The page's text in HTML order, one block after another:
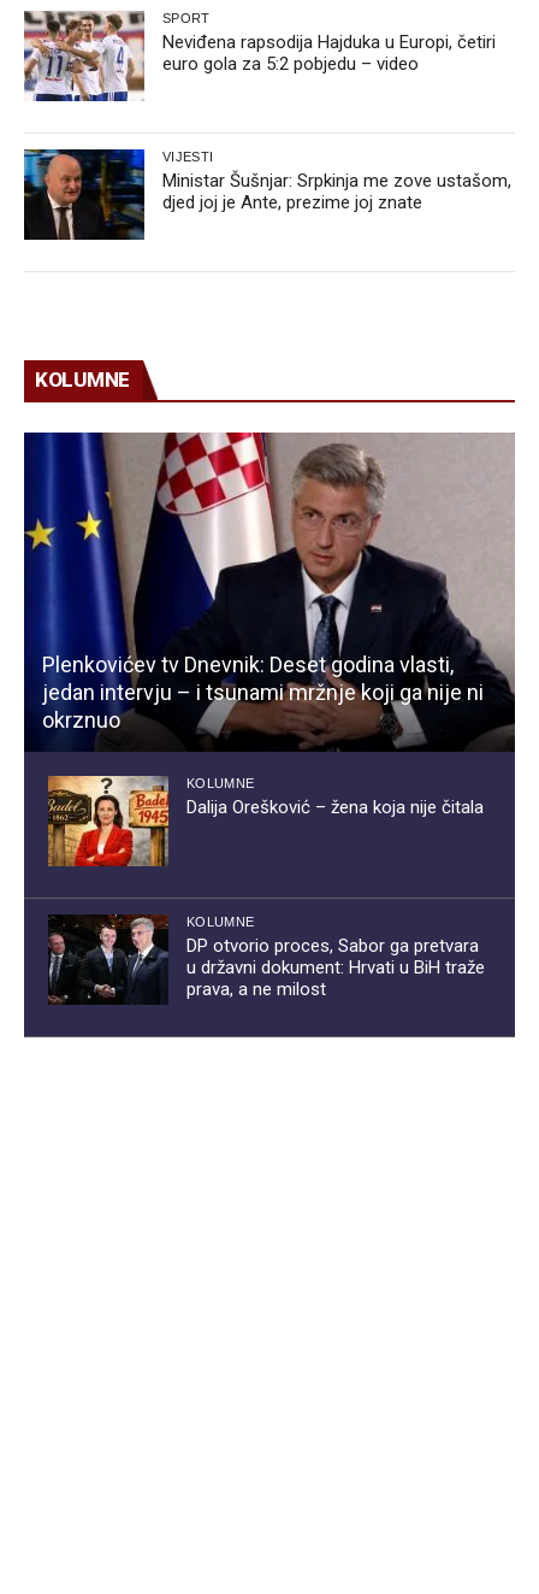
SPORT
Neviđena rapsodija Hajduka u Europi, četiri
euro gola za 5:2 pobjedu – video
VIJESTI
Ministar Šušnjar: Srpkinja me zove ustašom,
djed joj je Ante, prezime joj znate
KOLUMNE
Plenkovićev tv Dnevnik: Deset godina vlasti,
jedan intervju – i tsunami mržnje koji ga nije ni
okrznuo
KOLUMNE
Dalija Orešković – žena koja nije čitala
KOLUMNE
DP otvorio proces, Sabor ga pretvara
u državni dokument: Hrvati u BiH traže
prava, a ne milost